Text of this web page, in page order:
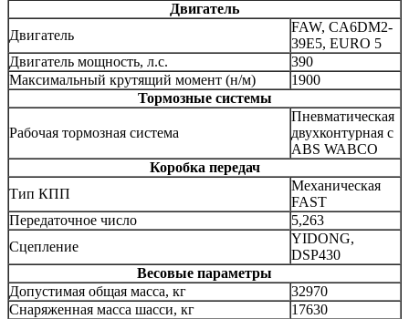
Двигатель
Двигатель
FAW, CA6DМ2-
39E5, EURO 5
Двигатель мощность, л.с.
390
Максимальный крутящий момент (н/м)
1900
Тормозные системы
Рабочая тормозная система
Пневматическая
двухконтурная с
ABS WABCO
Коробка передач
Тип КПП
Механическая
FAST
Передаточное число
5,263
Сцепление
YIDONG,
DSP430
Весовые параметры
Допустимая общая масса, кг
32970
Снаряженная масса шасси, кг
17630